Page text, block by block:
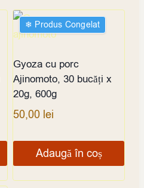
❄︎ Produs Congelat
Gyoza cu porc
Ajinomoto, 30 bucăți x
20g, 600g
50,00 lei
Adaugă în coș